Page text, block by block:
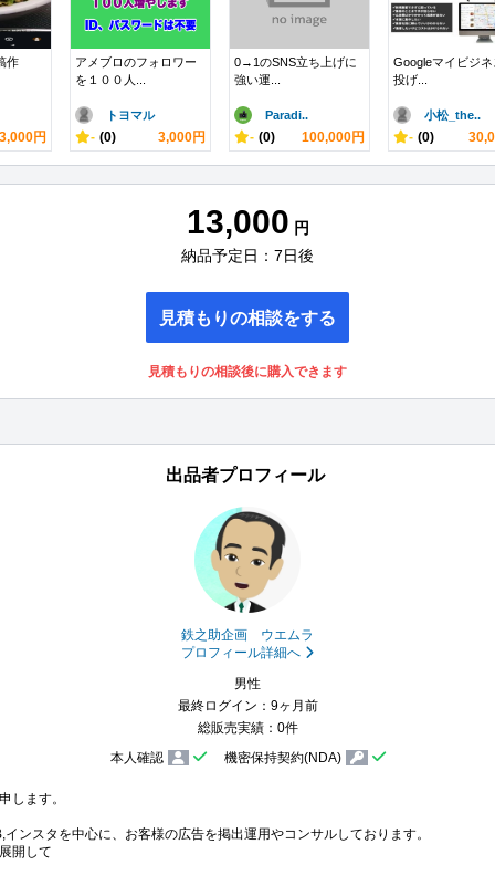
作
3,000円
アメブロのフォロワー
を１００人...
トヨマル
- (0) 3,000円
0→1のSNS立ち上げに
強い運...
Paradi..
- (0) 100,000円
Googleマイビジ
投げ...
小松_the..
- (0)
13,000 円
納品予定日：7日後
見積もりの相談をする
見積もりの相談後に購入できます
出品者プロフィール
鉄之助企画 ウエムラ
プロフィール詳細へ
男性
最終ログイン：9ヶ月前
総販売実績：0件
本人確認
機密保持契約(NDA)
します。
ンスタを中心に、お客様の広告を掲出運用やコンサルしております。
開して